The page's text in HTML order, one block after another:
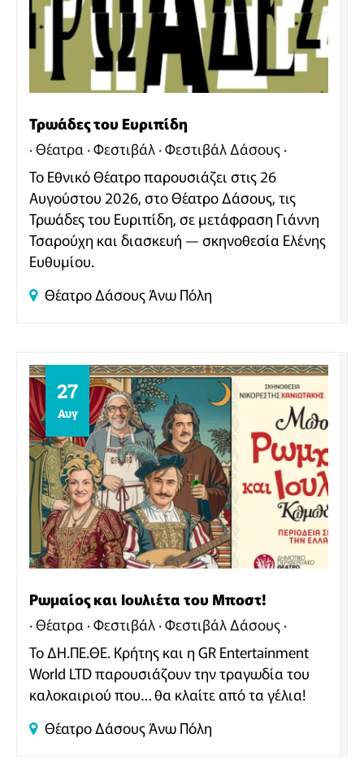
Τρωάδες του Ευριπίδη
Θέατρα Φεστιβάλ Φεστιβάλ Δάσους
Το Εθνικό Θέατρο παρουσιάζει στις 26
Αυγούστου 2026, στο Θέατρο Δάσους, τις
Τρωάδες του Ευριπίδη, σε μετάφραση Γιάννη
Τσαρούχη και διασκευή — σκηνοθεσία Ελένης
Ευθυμίου.
Θέατρο ΔάσουςΆνω Πόλη
27
Αυγ
Ρωμαίος και Ιουλιέτα του Μποστ!
Θέατρα Φεστιβάλ Φεστιβάλ Δάσους
Το ΔΗ.ΠΕ.ΘΕ. Κρήτης και η GR Entertainment
World LTD παρουσιάζουν την τραγωδία του
καλοκαιριού που… θα κλαίτε από τα γέλια!
Θέατρο ΔάσουςΆνω Πόλη